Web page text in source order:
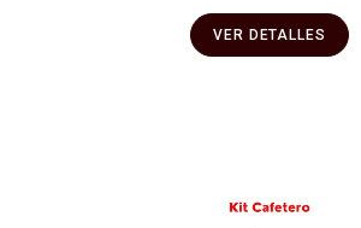
VER DETALLES